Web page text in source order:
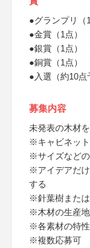
●グランプリ
●金賞（1点）
●銀賞（1点）
●銅賞（1点）
●入選（約10点
募集内容
未発表の木材
※キャビネッ
※サイズなど
※アイデアだ
する
※針葉樹また
※木材の生産
※各素材の特
※複数応募可